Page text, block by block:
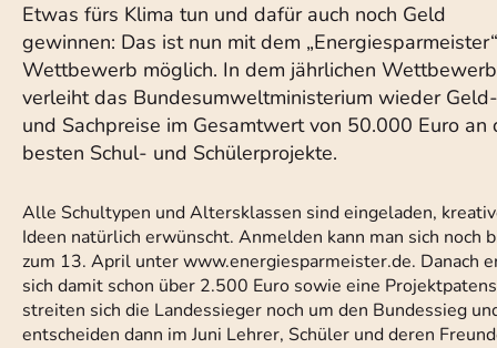
Etwas fürs Klima tun und dafür auch noch Geld
gewinnen: Das ist nun mit dem
Wettbewerb möglich. In dem jährlichen Wettbewerb
verleiht das Bundesumweltministerium wieder Geld-
und Sachpreise im Gesamtwert von 50.000 Euro an
besten Schul- und Schülerprojekte.
Alle Schultypen und Altersklassen sind eingeladen,
Ideen natürlich erwünscht. Anmelden kann man sich noch
zum 13. April unter www.energiesparmeister.de. Danach
sich damit schon über 2.500 Euro sowie eine
streiten sich die Landessieger noch um den Bundessieg
entscheiden dann im Juni Lehrer, Schüler und deren